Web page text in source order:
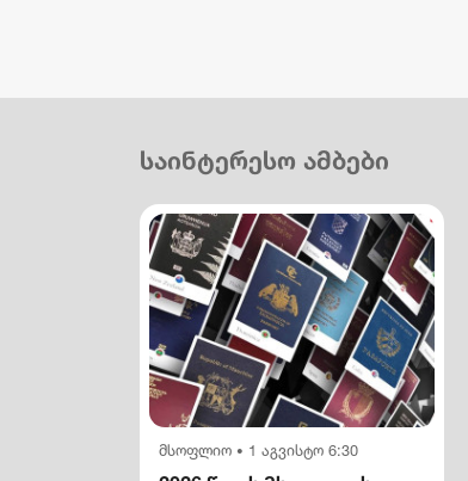
საინტერესო ამბები
მსოფლიო • 1 აგვისტო 6:30